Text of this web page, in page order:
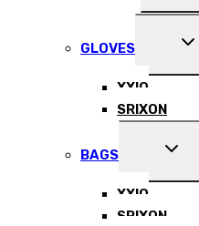
GLOVES
XXIO
SRIXON
BAGS
MENU
XXIO
SRIXON